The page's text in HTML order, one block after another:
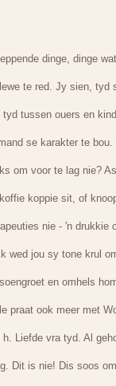
dinge, dinge
te red. Jy sien, tyd
tussen ouers en
se karakter te
om voor te lag nie?
koppie sit, of
nie - 'n drukkie
wed jou sy tone krul
en omhels
praat ook meer met
Liefde vra tyd. Al
Dit is nie! Dis soos